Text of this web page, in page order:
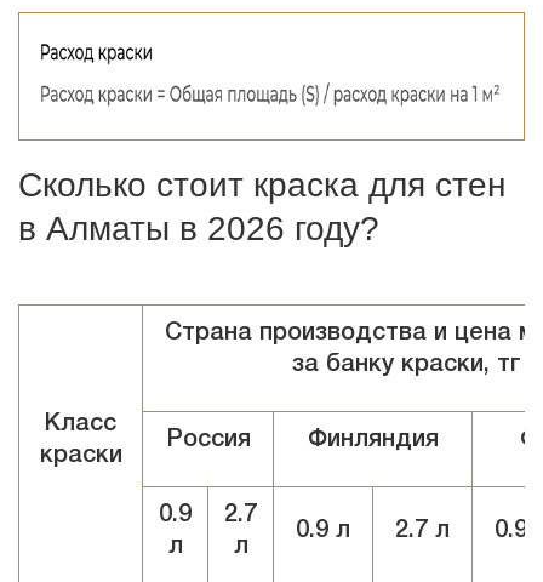
Сколько стоит краска для стен
в Алматы в 2026 году?
Класс
краски
Страна производства и цена
за банку краски, тг
Россия Финляндия
0.9
л
2. 7
л
0.9 л 2. 7 л 0.9